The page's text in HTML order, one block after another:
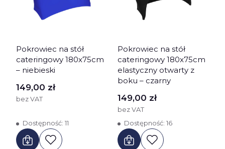
Pokrowiec na stół
cateringowy 180x75cm
– niebieski
Cena
149,00 zł
bez VAT
Dostępność: 11
Pokrowiec na stół
cateringowy 180x75cm
elastyczny otwarty z
boku – czarny
Cena
149,00 zł
bez VAT
Dostępność: 16